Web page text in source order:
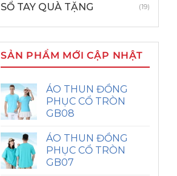
SỔ TAY QUÀ TẶNG (19)
SẢN PHẨM MỚI CẬP NHẬT
ÁO THUN ĐỒNG
PHỤC CỔ TRÒN
GB08
ÁO THUN ĐỒNG
PHỤC CỔ TRÒN
GB07